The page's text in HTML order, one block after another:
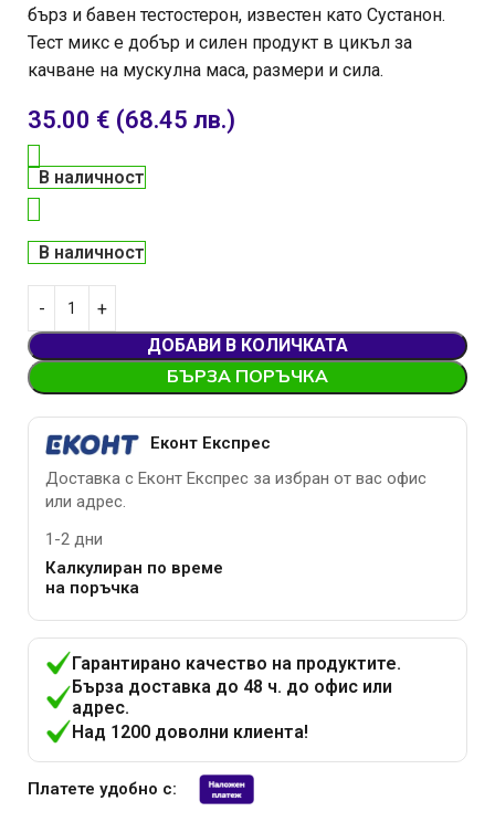
бърз и бавен тестостерон, известен като Сустанон.
Тест микс е добър и силен продукт в цикъл за
качване на мускулна маса, размери и сила.
35.00 € (68.45 лв.)
В наличност
В наличност
ДОБАВИ В КОЛИЧКАТА
БЪРЗА ПОРЪЧКА
Еконт Експрес
Доставка с Еконт Експрес за избран от вас офис
или адрес.
1-2 дни
Калкулиран по време
на поръчка
Гарантирано качество на продуктите.
Бърза доставка до 48 ч. до офис или
адрес.
Над 1200 доволни клиента!
Платете удобно с: